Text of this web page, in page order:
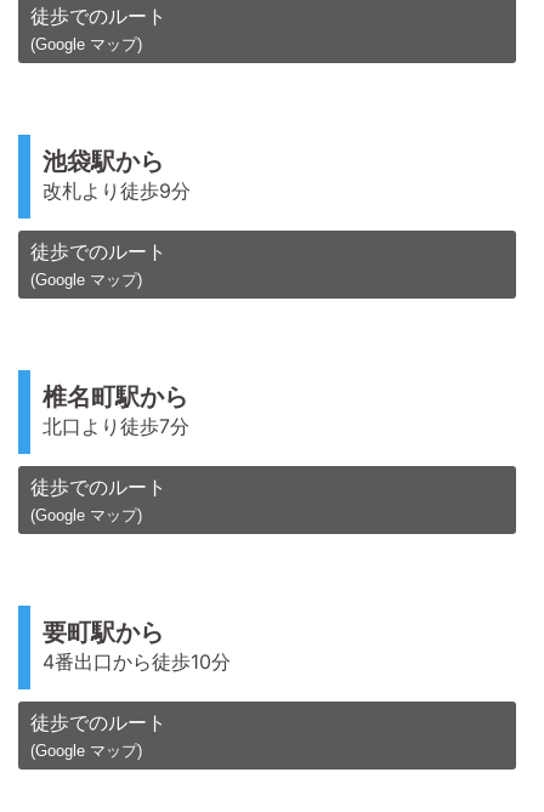
徒歩でのルート
(Google マップ)
池袋駅から
改札より徒歩9分
徒歩でのルート
(Google マップ)
椎名町駅から
北口より徒歩7分
徒歩でのルート
(Google マップ)
要町駅から
4番出口から徒歩10分
徒歩でのルート
(Google マップ)